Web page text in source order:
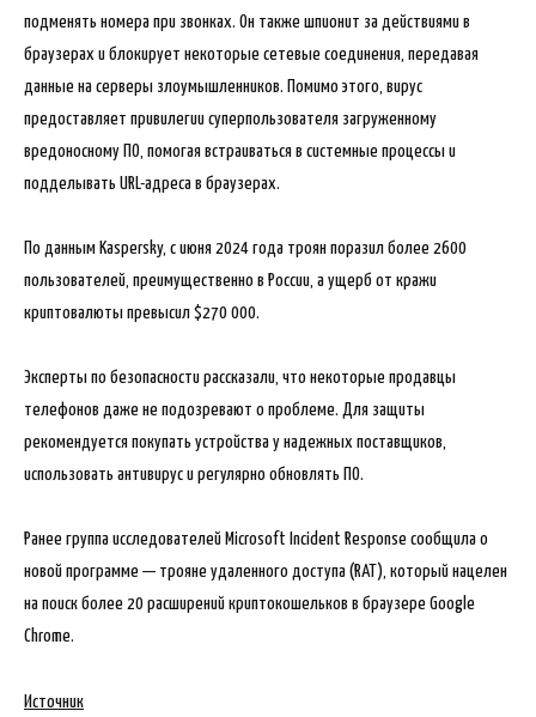
подменять номера при звонках. Он также шпионит за действиями в
браузерах и блокирует некоторые сетевые соединения, передавая
данные на серверы злоумышленников. Помимо этого, вирус
предоставляет привилегии суперпользователя загруженному
вредоносному ПО, помогая встраиваться в системные процессы и
подделывать URL-адреса в браузерах.
По данным Kaspersky, с июня 2024 года троян поразил более 2600
пользователей, преимущественно в России, а ущерб от кражи
криптовалюты превысил $270 000.
Эксперты по безопасности рассказали, что некоторые продавцы
телефонов даже не подозревают о проблеме. Для защиты
рекомендуется покупать устройства у надежных поставщиков,
использовать антивирус и регулярно обновлять ПО.
Ранее группа исследователей Microsoft Incident Response сообщила о
новой программе — трояне удаленного доступа (RAT), который нацелен
на поиск более 20 расширений криптокошельков в браузере Google
Chrome.
Источник